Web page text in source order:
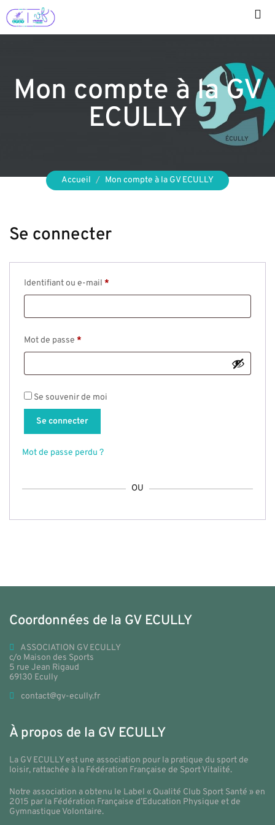
au
contenu
Mon compte à la GV
ECULLY
Accueil Mon compte à la GV ECULLY
Se connecter
Identifiant ou e-mail *
Mot de passe *
Se souvenir de moi
Se connecter
Mot de passe perdu ?
OU
Coordonnées de la GV ECULLY
ASSOCIATION GV ECULLY
c/o Maison des Sports
5 rue Jean Rigaud
69130 Ecully
contact@gv-ecully.fr
À propos de la GV ECULLY
La GV ECULLY est une association pour la pratique du sport de
loisir, rattachée à la Fédération Française de Sport Vitalité.
Notre association a obtenu le Label « Qualité Club Sport Santé » en
2015 par la Fédération Française d’Education Physique et de
Gymnastique Volontaire.